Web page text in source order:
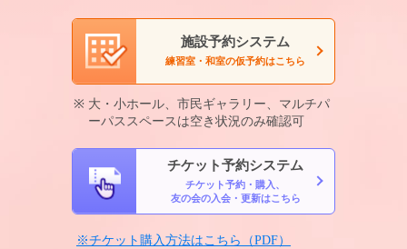
施設予約システム
練習室・和室の仮予約はこちら
大・小ホール、市民ギャラリー、マルチパ
ーパススペースは空き状況のみ確認可
チケット予約システム
チケット予約・購入、
友の会の入会・更新はこちら
※チケット購入方法はこちら（PDF）